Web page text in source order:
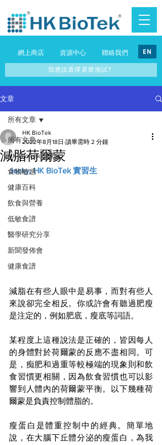
網上商店 資源中心 聯絡我們 EN
我應該選擇甚麼測試?
文章
所有文章
HK BioTek 活動
食物敏感
健康百科
飲食與營養
低敏食譜
醫學研究分享
新聞發佈會
健康食譜
所有文章
減脂荷爾蒙
HK BioTek
2022年8月18日 讀畢需時 2 分鐘
Jacky, HK BioTek 實習生
減脂在有些人眼中是易事，而對有些人
來說卻完全相反。你或許會有聽過肥瘦
是注定的，例如肥底，瘦底等詞語。
某程度上這種說法是正確的，皆因每人
的身體對於荷爾蒙的反應不盡相同。可
是，痴肥和過重等較極端的現象則和飲
食習慣更相關，因為飲食習慣也可以影
響到人體內的荷爾蒙平衡。以下幾種荷
爾蒙是負責控制體脂的。
瘦蛋白是體重控制中的經典。簡單地
說，在大腦下丘體分泌的瘦蛋白，為我